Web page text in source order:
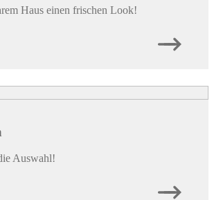
Haus einen frischen Look!
Auswahl!